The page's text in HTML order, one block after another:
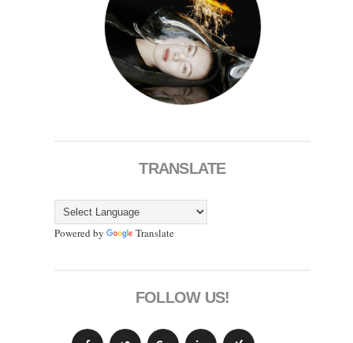
TRANSLATE
Powered by Translate
FOLLOW US!